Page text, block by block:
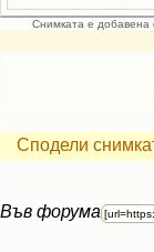
Снимката е добавена
Сподели
Във форума